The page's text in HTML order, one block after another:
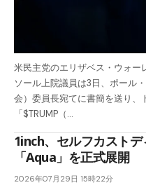
米民主党のエリザベス・ウォー
ソール上院議員は3日、ポール
会）委員長宛てに書簡を送り、
「$TRUMP（…
1inch、セルフカスト
「Aqua」を正式展開
2026年07月29日 15時22分